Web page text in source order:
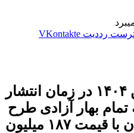
‫رددیت ‫VKontakte
امروز دوشنبه ۲۰ بهمن ۱۴۰۴ در زمان انتشار
بهار آزادی طرح
جدید در بازار آزاد تهران با قیمت ۱۸۷ میلیون